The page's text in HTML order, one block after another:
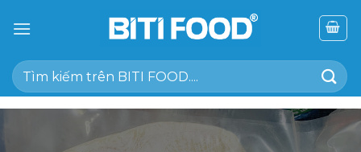
đến
dung
Tìm
kiếm: